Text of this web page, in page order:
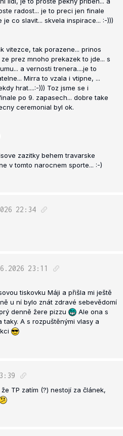
radost... je to preci jen finale
je co slavit... skvela inspirace... :-)))
vitezce, tak porazene... prinos
prez mnoho prekazek to jde... s
a vernosti trenera....je to
Mirra to vzala i vtipne, ...
hrat....:-))) Toz jsme se i
po 9. zapasech... dobre take
ceremonial byl ok.
zazitky behem travarske
v tomto narocnem sporte... :-)
22:34
23:11
tiskovku Máji a přišla mi ještě
u ní bylo znát zdravé sebevědomí
denně žere pizzu
Ale ona s
taky. A s rozpuštěnými vlasy a
TP zatím (?) nestojí za článek,